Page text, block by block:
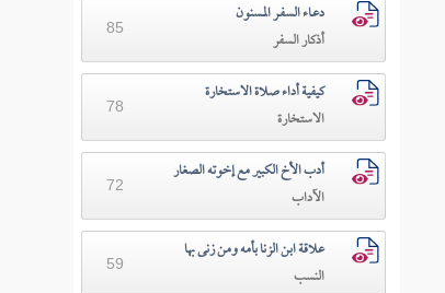
دعـاء السفـر المسنون
أذكار السفر
85
كيفية أداء صلاة الاستخارة
الاستخارة
78
أدب الأخ الكبير مع إخوته الصغار
الآداب
72
علاقة ابن الزنا بأمه ومن زنى بها
النسب
59